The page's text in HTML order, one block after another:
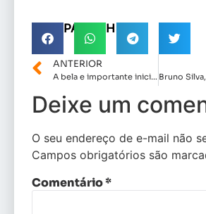
COMPARTILHE!
ANTERIOR
A bela e importante iniciativa de Octávio Soeiro: doação de sangue acontece nesta sexta-feira (27), na CMSL
Deixe um
O seu endereço de e-mail não
Campos obrigatórios são
Comentário*